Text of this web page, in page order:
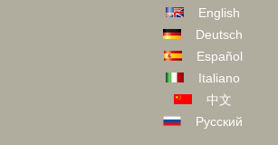
English
Deutsch
Español
Italiano
中文
Русский